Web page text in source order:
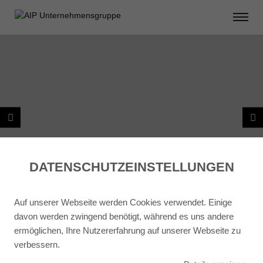
ZURÜCK ZU PROJEKTPLANUNG
DATENSCHUTZ­EINSTELLUNGEN
Auf unserer Webseite werden Cookies verwendet. Einige
davon werden zwingend benötigt, während es uns andere
ermöglichen, Ihre Nutzererfahrung auf unserer Webseite zu
verbessern.